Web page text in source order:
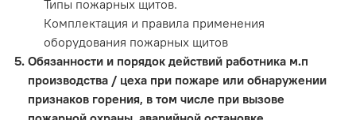
Типы пожарных щитов.
Комплектация и правила применения
оборудования пожарных щитов
Обязанности и порядок действий работника м.п
производства / цеха при пожаре или обнаружении
признаков горения, в том числе при вызове